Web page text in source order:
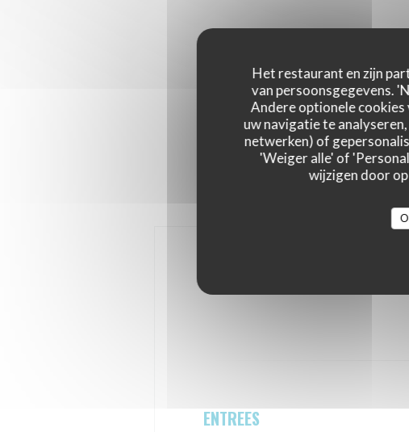
Het restaurant en zijn
van persoonsgegevens.
Andere optionele
uw navigatie te
netwerken) of
'Weiger alle' of
wijzigen door
ENTREES
ENTREES